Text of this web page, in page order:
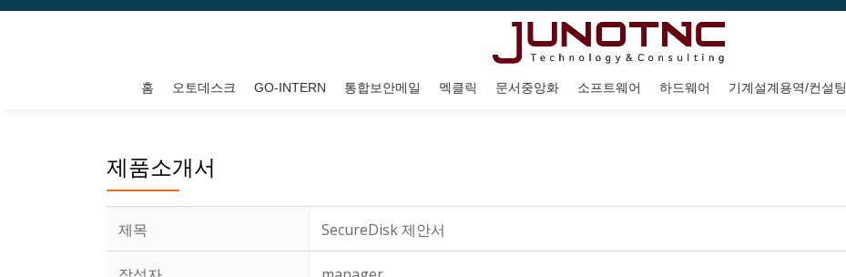
홈 오토데스크 GO-INTERN 통합보안메일 멕클릭 문서중앙화 소프트웨어 하드웨어 기계설계용역/컨설팅
제품소개서
제목 SecureDisk 제안서